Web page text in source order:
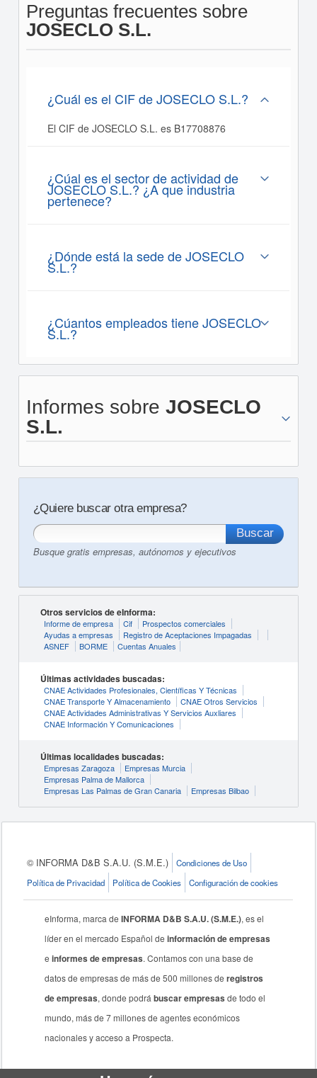
Preguntas frecuentes sobre
JOSECLO S.L.
¿Cuál es el CIF de JOSECLO S.L.?
El CIF de JOSECLO S.L. es B17708876
¿Cúal es el sector de actividad de
JOSECLO S.L.? ¿A que industria
pertenece?
¿Dónde está la sede de JOSECLO
S.L.?
¿Cúantos empleados tiene JOSECLO
S.L.?
Informes sobre JOSECLO
S.L.
¿Quiere buscar otra empresa?
Busque gratis empresas, autónomos y ejecutivos
Otros servicios de eInforma:
Informe de empresa Cif
Prospectos comerciales
Ayudas a empresas
Registro de Aceptaciones Impagadas
ASNEF
BORME Cuentas Anuales
Últimas actividades buscadas:
CNAE Actividades Profesionales, Científicas Y Técnicas
CNAE Transporte Y Almacenamiento
CNAE Otros Servicios
CNAE Actividades Administrativas Y Servicios Auxliares
CNAE Información Y Comunicaciones
Últimas localidades buscadas:
Empresas Zaragoza
Empresas Murcia
Empresas Palma de Mallorca
Empresas Las Palmas de Gran Canaria
Empresas Bilbao
© INFORMA D&B S.A.U. (S.M.E.)
Condiciones de Uso
Política de Privacidad
Política de Cookies Configuración de cookies
eInforma, marca deINFORMA D&B S.A.U. (S.M.E.), es el
líder en el mercado Español deinformación de empresas
einformes de empresas. Contamos con una base de
datos de empresas de más de 500 millones deregistros
de empresas, donde podrábuscar empresas de todo el
mundo, más de 7 millones de agentes económicos
nacionales y acceso a Prospecta.